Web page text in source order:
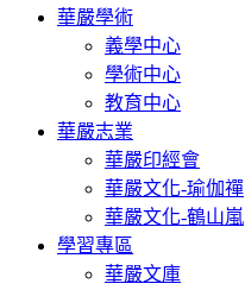
華嚴學術
義學中心
學術中心
教育中心
華嚴志業
華嚴印經會
華嚴文化-瑜伽禪
華嚴文化-鶴山嵐
學習專區
華嚴文庫